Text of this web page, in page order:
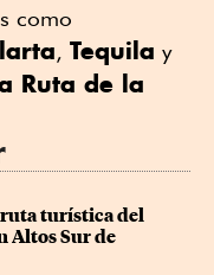
como
, Tequila y
Ruta de la
turística del
Altos Sur de